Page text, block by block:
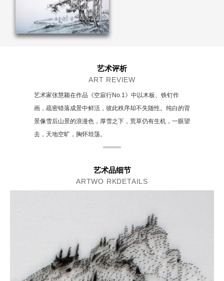
艺术评析
ART REVIEW
艺术家张慧颖在作品《空寂行No.1》中以木板、铁钉作
画，疏密错落成景中鲜活，彼此秩序却不失随性。纯白的背
景像雪后山景的浪漫色，厚雪之下，荒草仍有生机，一眼望
去，天地空旷，胸怀坦荡。
艺术品细节
ARTWO RKDETAILS